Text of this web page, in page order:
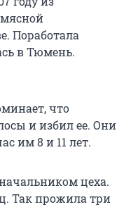
Поработала
в Тюмень.
что
и избил ее. Они
им 8 и 11 лет.
цеха.
Так прожила три